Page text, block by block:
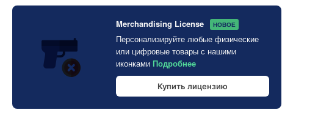
Merchandising License НОВОЕ
Персонализируйте любые физические
или цифровые товары с нашими
иконками Подробнее
Купить лицензию